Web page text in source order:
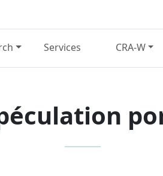
Services CRA-W